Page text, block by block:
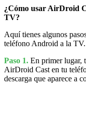
¿Cómo usar AirDroid
TV?
Aquí tienes algunos
teléfono Android a la TV.
Paso 1. En primer lugar,
AirDroid Cast en tu
descarga que aparece a